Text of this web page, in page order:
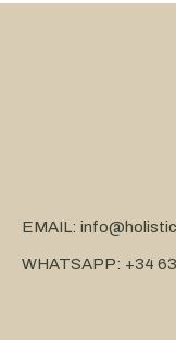
EMAIL:
WHATSAPP: +34